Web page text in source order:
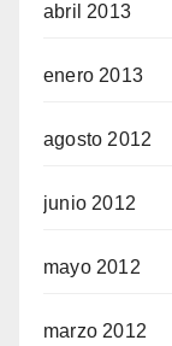
abril 2013
enero 2013
agosto 2012
junio 2012
mayo 2012
marzo 2012